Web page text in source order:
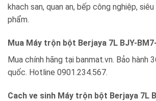
khach san, quan an, bếp công nghiệp,
phẩm.
Mua Máy trộn bột Berjaya 7L BJY-
Mua chính hãng tại banmat.vn. Bảo hành
quốc. Hotline 0901.234.567.
Cach ve sinh Máy trộn bột Berjaya 7L